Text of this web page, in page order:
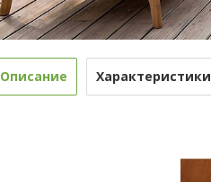
Описание Характеристики